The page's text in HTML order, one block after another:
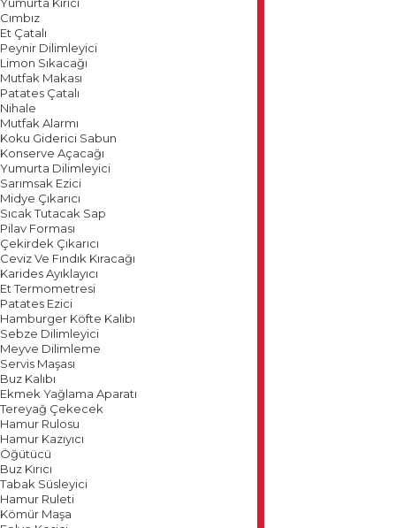
Cımbız
Et Çatalı
Peynir Dilimleyici
Limon Sıkacağı
Mutfak Makası
Patates Çatalı
Nihale
Mutfak Alarmı
Koku Giderici Sabun
Konserve Açacağı
Yumurta Dilimleyici
Sarımsak Ezici
Midye Çıkarıcı
Sıcak Tutacak Sap
Pilav Forması
Çekirdek Çıkarıcı
Ceviz Ve Fındık Kıracağı
Karides Ayıklayıcı
Et Termometresi
Patates Ezici
Hamburger Köfte Kalıbı
Sebze Dilimleyici
Meyve Dilimleme
Servis Maşası
Buz Kalıbı
Ekmek Yağlama Aparatı
Tereyağ Çekecek
Hamur Rulosu
Hamur Kazıyıcı
Öğütücü
Buz Kırıcı
Tabak Süsleyici
Hamur Ruleti
Kömür Maşa